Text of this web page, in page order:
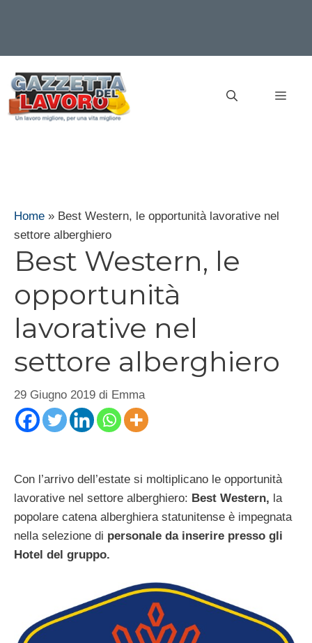
contenuto
Home » Best Western, le opportunità lavorative nel
settore alberghiero
Best Western, le
opportunità
lavorative nel
settore alberghiero
29 Giugno 2019 di Emma
Con l’arrivo dell’estate si moltiplicano le opportunità
lavorative nel settore alberghiero: Best Western, la
popolare catena alberghiera statunitense è impegnata
nella selezione di personale da inserire presso gli
Hotel del gruppo.